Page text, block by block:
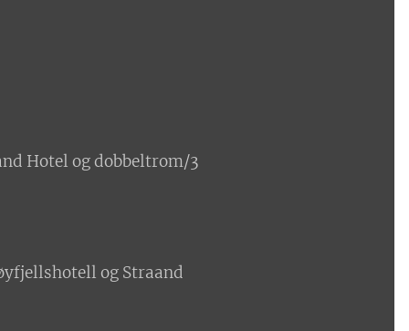
Hotel og dobbeltrom/3
og Straand